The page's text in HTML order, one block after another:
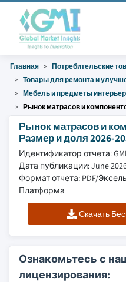
Главная
Потребительские
Товары для ремонта и
Мебель и предметы
Рынок матрасов и
Рынок матрасов и
Размер и доля 2026-
Идентификатор отчета:
Дата публикации: June
Формат отчета: PDF/
Платформа
Скачать
Ознакомьтесь с
лицензирования: